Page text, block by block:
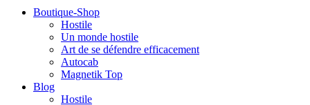
Boutique-Shop
Hostile
Un monde hostile
Art de se défendre efficacement
Autocab
Magnetik Top
Blog
Hostile